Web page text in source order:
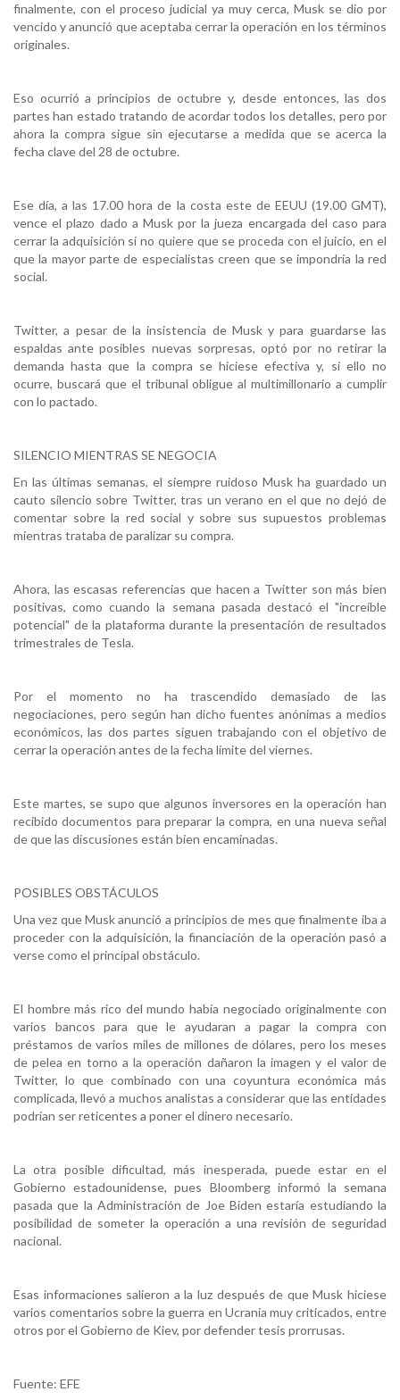
finalmente, con el proceso judicial ya muy cerca, Musk se dio por
vencido y anunció que aceptaba cerrar la operación en los términos
originales.
Eso ocurrió a principios de octubre y, desde entonces, las dos
partes han estado tratando de acordar todos los detalles, pero por
ahora la compra sigue sin ejecutarse a medida que se acerca la
fecha clave del 28 de octubre.
Ese día, a las 17.00 hora de la costa este de EEUU (19.00 GMT),
vence el plazo dado a Musk por la jueza encargada del caso para
cerrar la adquisición si no quiere que se proceda con el juicio, en el
que la mayor parte de especialistas creen que se impondría la red
social.
Twitter, a pesar de la insistencia de Musk y para guardarse las
espaldas ante posibles nuevas sorpresas, optó por no retirar la
demanda hasta que la compra se hiciese efectiva y, si ello no
ocurre, buscará que el tribunal obligue al multimillonario a cumplir
con lo pactado.
SILENCIO MIENTRAS SE NEGOCIA
En las últimas semanas, el siempre ruidoso Musk ha guardado un
cauto silencio sobre Twitter, tras un verano en el que no dejó de
comentar sobre la red social y sobre sus supuestos problemas
mientras trataba de paralizar su compra.
Ahora, las escasas referencias que hacen a Twitter son más bien
positivas, como cuando la semana pasada destacó el "increíble
potencial" de la plataforma durante la presentación de resultados
trimestrales de Tesla.
Por el momento no ha trascendido demasiado de las
negociaciones, pero según han dicho fuentes anónimas a medios
económicos, las dos partes siguen trabajando con el objetivo de
cerrar la operación antes de la fecha límite del viernes.
Este martes, se supo que algunos inversores en la operación han
recibido documentos para preparar la compra, en una nueva señal
de que las discusiones están bien encaminadas.
POSIBLES OBSTÁCULOS
Una vez que Musk anunció a principios de mes que finalmente iba a
proceder con la adquisición, la financiación de la operación pasó a
verse como el principal obstáculo.
El hombre más rico del mundo había negociado originalmente con
varios bancos para que le ayudaran a pagar la compra con
préstamos de varios miles de millones de dólares, pero los meses
de pelea en torno a la operación dañaron la imagen y el valor de
Twitter, lo que combinado con una coyuntura económica más
complicada, llevó a muchos analistas a considerar que las entidades
podrían ser reticentes a poner el dinero necesario.
La otra posible dificultad, más inesperada, puede estar en el
Gobierno estadounidense, pues Bloomberg informó la semana
pasada que la Administración de Joe Biden estaría estudiando la
posibilidad de someter la operación a una revisión de seguridad
nacional.
Esas informaciones salieron a la luz después de que Musk hiciese
varios comentarios sobre la guerra en Ucrania muy criticados, entre
otros por el Gobierno de Kiev, por defender tesis prorrusas.
Fuente: EFE